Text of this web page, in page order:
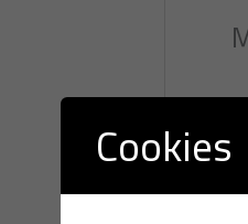
Cookies